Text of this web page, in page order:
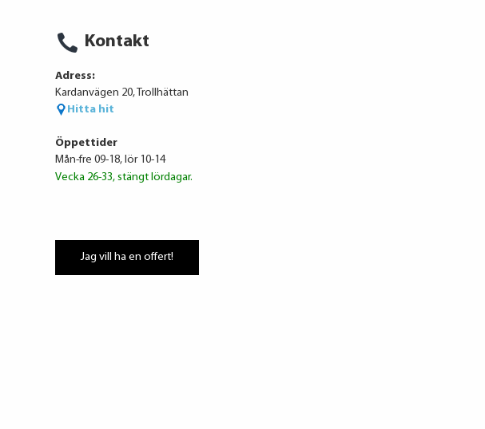
Kontakt
Adress:
Kardanvägen 20, Trollhättan
Hitta hit
Öppettider
Mån-fre 09-18, lör 10-14
Vecka 26-33, stängt lördagar.
Jag vill ha en offert!